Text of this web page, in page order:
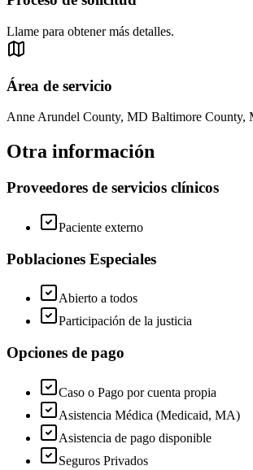
Llame para obtener más detalles.
Área de servicio
Anne Arundel County, MD Baltimore
Otra información
Proveedores de servicios clínicos
Paciente externo
Poblaciones Especiales
Abierto a todos
Participación de la justicia
Opciones de pago
Caso o Pago por cuenta propia
Asistencia Médica (Medicaid, MA)
Asistencia de pago disponible
Seguros Privados